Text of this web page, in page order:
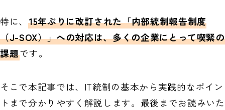
経理システム無料診断
特に、 15年ぶりに改訂された「内部統制報告制度
（J-SOX）」への対応は、多くの企業にとって喫緊の
課題です。
そこで本記事では、IT統制の基本から実践的なポイン
トまで分かりやすく解説します。最後までお読みいた